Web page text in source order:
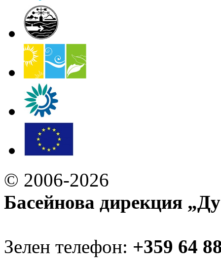
© 2006-2026
Басейнова дирекция
Зелен телефон: +359 64